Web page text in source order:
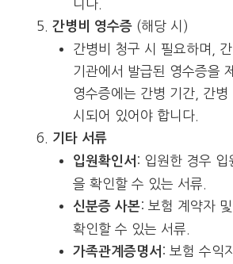
니다.
간병비 영수증 (해당 시)
간병비 청구 시 필요하며,
기관에서 발급된 영수증을
영수증에는 간병 기간, 간병
시되어 있어야 합니다.
기타 서류
입원확인서 : 입원한 경우 입
을 확인할 수 있는 서류.
신분증 사본: 보험 계약자
확인할 수 있는 서류.
가족관계증명서 : 보험 수익